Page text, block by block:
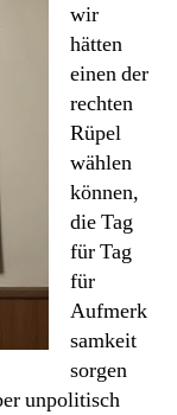
narrischen
wir
hätten
einen der
rechten
Rüpel
wählen
können,
die Tag
für Tag
für
Aufmerk
samkeit
sorgen
unpolitisch